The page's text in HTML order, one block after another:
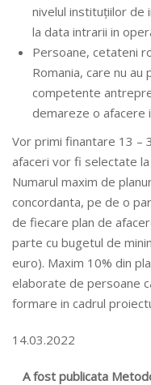
nivelul instituțiilor de
la data intrarii in
Persoane, cetateni
Romania, care nu
competente
demareze o afacere
Vor primi finantare 13 –
afaceri vor fi selectate
Numarul maxim de
concordanta, pe de o
de fiecare plan de
parte cu bugetul de
euro). Maxim 10% din
elaborate de persoane
formare in cadrul
14.03.2022
A fost publicata